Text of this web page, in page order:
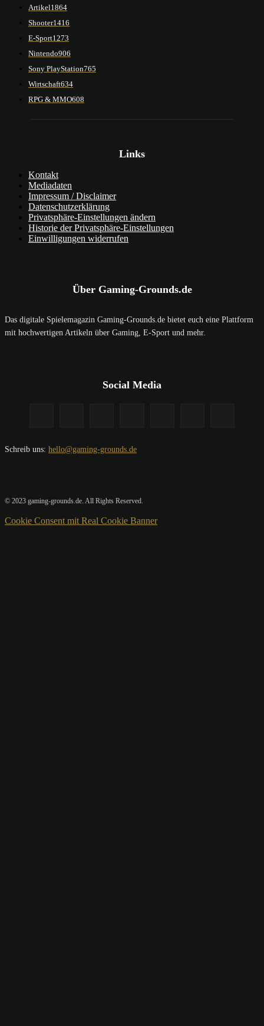
Artikel1864
Shooter1416
E-Sport1273
Nintendo906
Sony PlayStation765
Wirtschaft634
RPG & MMO608
Links
Kontakt
Mediadaten
Impressum / Disclaimer
Datenschutzerklärung
Privatsphäre-Einstellungen ändern
Historie der Privatsphäre-Einstellungen
Einwilligungen widerrufen
Über Gaming-Grounds.de
Das digitale Spielemagazin Gaming-Grounds.de bietet euch eine Plattform
mit hochwertigen Artikeln über Gaming, E-Sport und mehr.
Social Media
Schreib uns: hello@gaming-grounds.de
© 2023 gaming-grounds.de. All Rights Reserved.
Cookie Consent mit Real Cookie Banner